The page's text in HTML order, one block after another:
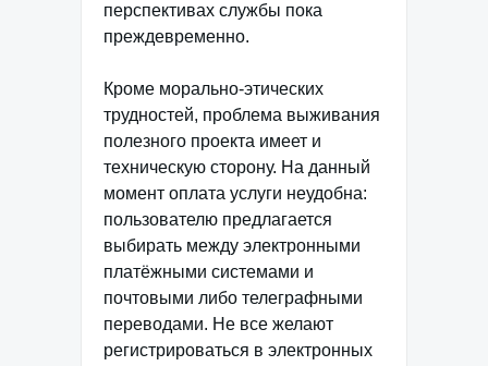
перспективах службы пока
преждевременно.
Кроме морально-этических
трудностей, проблема выживания
полезного проекта имеет и
техническую сторону. На данный
момент оплата услуги неудобна:
пользователю предлагается
выбирать между электронными
платёжными системами и
почтовыми либо телеграфными
переводами. Не все желают
регистрироваться в электронных